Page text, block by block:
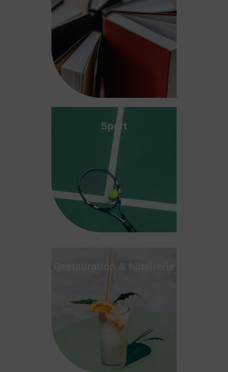
Sport
Restauration & hôtellerie